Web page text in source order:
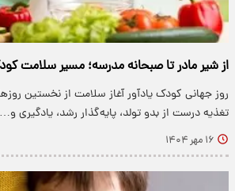
از شیر مادر تا صبحانه مدرسه؛ مسیر سلامت
روز جهانی کودک یادآور آغاز سلامت از نخستین
تغذیه درست از بدو تولد، پایه‌گذار رشد، یادگیری و…
۱۶ مهر ۱۴۰۴